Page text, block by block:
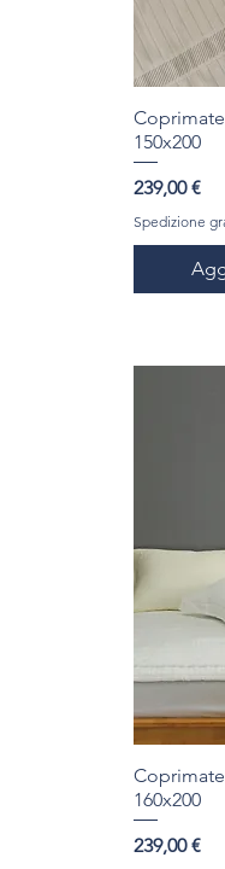
150x200
Prezzo
239,00 €
Spedizione
160x200
Prezzo
239,00 €